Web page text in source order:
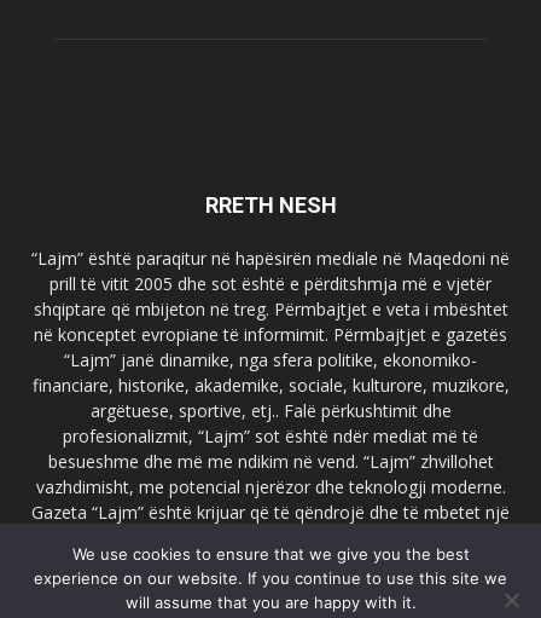
RRETH NESH
“Lajm” është paraqitur në hapësirën mediale në Maqedoni në
prill të vitit 2005 dhe sot është e përditshmja më e vjetër
shqiptare që mbijeton në treg. Përmbajtjet e veta i mbështet
në konceptet evropiane të informimit. Përmbajtjet e gazetës
“Lajm” janë dinamike, nga sfera politike, ekonomiko-
financiare, historike, akademike, sociale, kulturore, muzikore,
argëtuese, sportive, etj.. Falë përkushtimit dhe
profesionalizmit, “Lajm” sot është ndër mediat më të
besueshme dhe më me ndikim në vend. “Lajm” zhvillohet
vazhdimisht, me potencial njerëzor dhe teknologji moderne.
Gazeta “Lajm” është krijuar që të qëndrojë dhe të mbetet një
faqja zyrtare e gazetës “Lajm”, www.lajmpress.org është një
ndër portalet më të njohur në Maqedoni.
We use cookies to ensure that we give you the best
experience on our website. If you continue to use this site we
will assume that you are happy with it.